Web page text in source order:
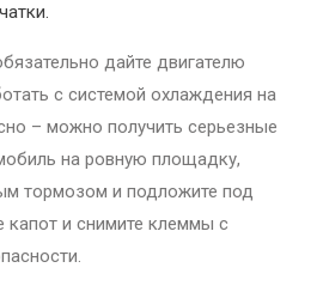
дайте двигателю
с системой охлаждения на
– можно получить серьезные
на ровную площадку,
тормозом и подложите под
капот и снимите клеммы с